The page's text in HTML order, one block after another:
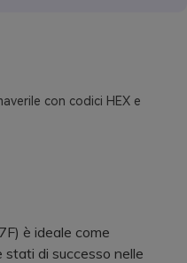
con codici HEX e
è ideale come
di successo nelle